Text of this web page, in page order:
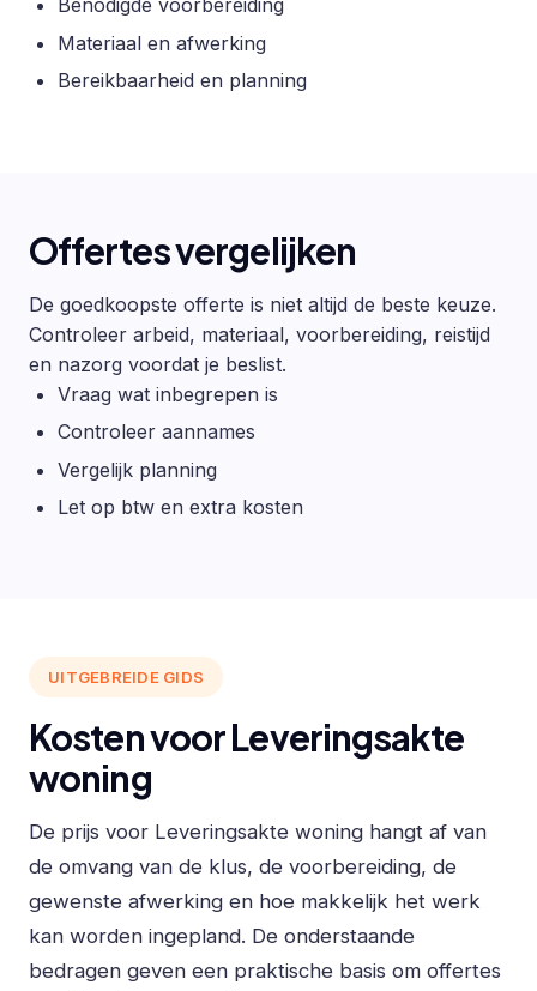
Benodigde voorbereiding
Materiaal en afwerking
Bereikbaarheid en planning
Offertes vergelijken
De goedkoopste offerte is niet altijd de beste keuze.
Controleer arbeid, materiaal, voorbereiding, reistijd
en nazorg voordat je beslist.
Vraag wat inbegrepen is
Controleer aannames
Vergelijk planning
Let op btw en extra kosten
UITGEBREIDE GIDS
Kosten voor Leveringsakte
woning
De prijs voor Leveringsakte woning hangt af van
de omvang van de klus, de voorbereiding, de
gewenste afwerking en hoe makkelijk het werk
kan worden ingepland. De onderstaande
bedragen geven een praktische basis om offertes